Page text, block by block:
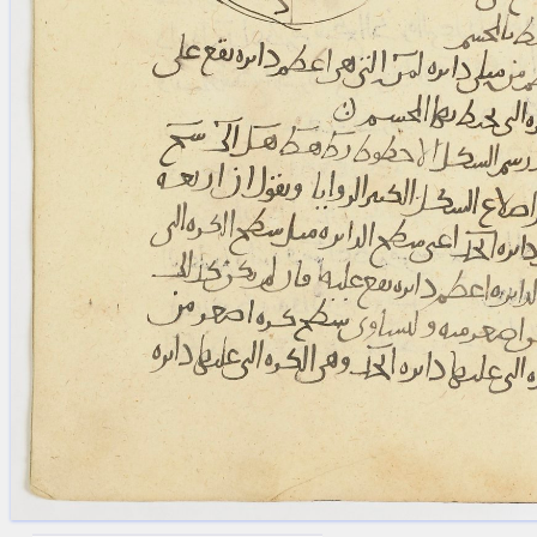
blank space (so that a search ends
at word boundaries).
Publications
Conference
Arabic Works
Arabic Manuscripts
Latin Works
Latin Manuscripts
Latin Early Prints
Images
Texts
Glossary
Resources